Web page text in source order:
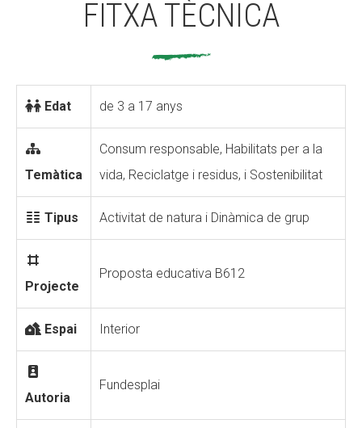
FITXA TÈCNICA
Edat de 3 a 17 anys
Temàtica
Consum responsable, Habilitats per a la
vida, Reciclatge i residus, i Sostenibilitat
Tipus Activitat de natura i Dinàmica de grup
Projecte
Proposta educativa B612
Espai Interior
Autoria
Fundesplai